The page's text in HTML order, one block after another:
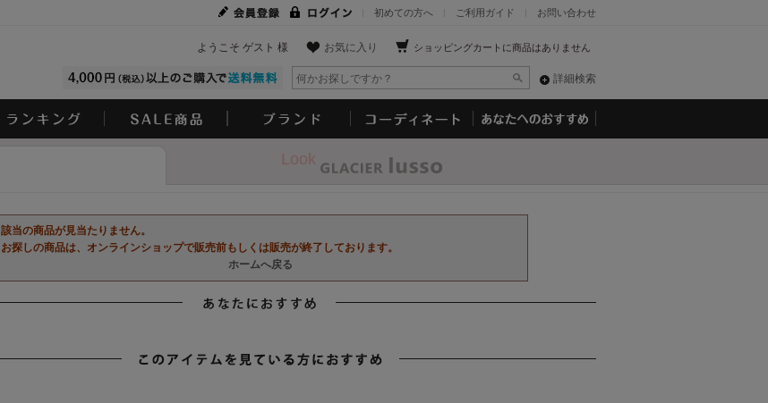
お問い合わせ
ご利用ガイド
初めての方へ
ショッピングカートに商品はありません
お気に入り
ようこそ ゲスト 様
詳細検索
Look
該当の商品が見当たりません。
お探しの商品は、オンラインショップで販売前もしくは販売が終了しております。
ホームへ戻る